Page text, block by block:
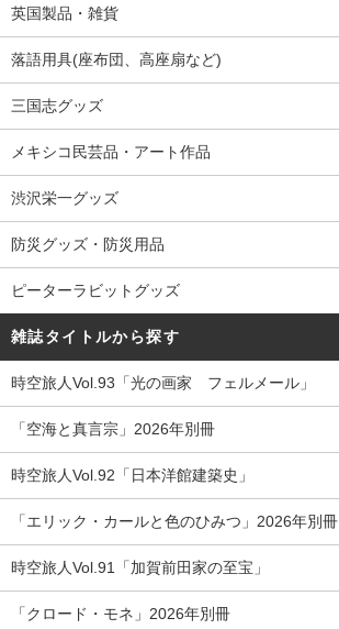
英国製品・雑貨
落語用具(座布団、高座扇など)
三国志グッズ
メキシコ民芸品・アート作品
渋沢栄一グッズ
防災グッズ・防災用品
ピーターラビットグッズ
雑誌タイトルから探す
時空旅人Vol.93「光の画家 フェルメール」
「空海と真言宗」2026年別冊
時空旅人Vol.92「日本洋館建築史」
「エリック・カールと色のひみつ」2026年別冊
時空旅人Vol.91「加賀前田家の至宝」
「クロード・モネ」2026年別冊